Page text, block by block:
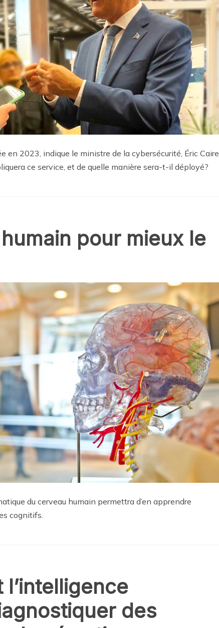
en 2023, indique le ministre de la cybersécurité, Éric Caire,
ce service, et de quelle manière sera-t-il déployé?
pour mieux le
du cerveau humain permettra d’en apprendre
cognitifs.
des